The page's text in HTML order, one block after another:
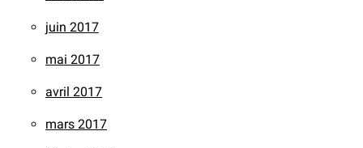
juin 2017
mai 2017
avril 2017
mars 2017